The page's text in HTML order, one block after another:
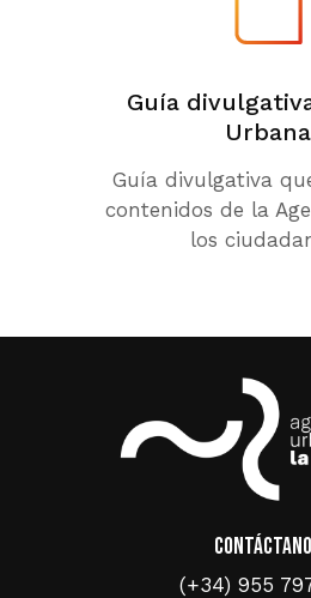
Guía
Urbana
Guía divulgativa
contenidos de la
los
(+34) 955